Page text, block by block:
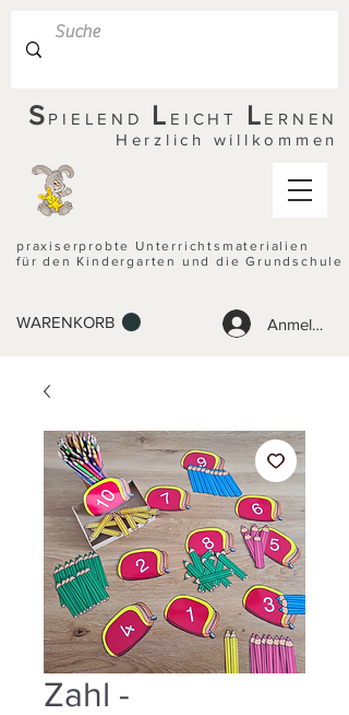
S PIELEND L EICHT L ERNEN
Herzlich willkommen
praxiserprobte Unterrichtsmaterialien
für den Kindergarten und die Grundschule
WARENKORB Anmelden
Zahl -